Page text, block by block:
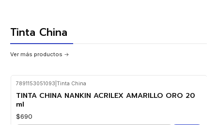
Tinta China
Ver más productos
7891153051093 Tinta China
TINTA CHINA NANKIN ACRILEX AMARILLO ORO 20
ml
$690